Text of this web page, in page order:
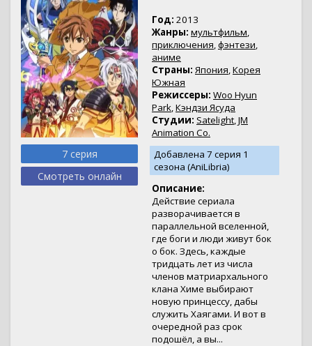
7 серия
Смотреть онлайн
Год: 2013
Жанры: мультфильм,
приключения,фэнтези,
аниме
Страны: Япония,Корея
Южная
Режиссеры: Woo Hyun
Park,Кэндзи Ясуда
Студии: Satelight,JM
Animation Co.
Добавлена 7 серия 1
сезона (AniLibria)
Описание:
Действие сериала
разворачивается в
параллельной вселенной,
где боги и люди живут бок
о бок. Здесь, каждые
тридцать лет из числа
членов матриархального
клана Химе выбирают
новую принцессу, дабы
служить Хаягами. И вот в
очередной раз срок
подошёл, а вы...